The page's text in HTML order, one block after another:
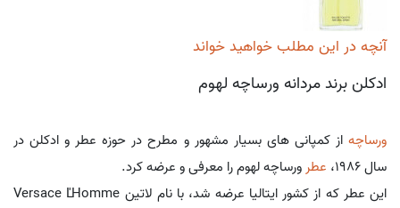
آنچه در این مطلب خواهید خواند
ادکلن برند مردانه ورساچه لهوم
ورساچه از کمپانی های بسیار مشهور و مطرح در حوزه عطر و ادکلن در
سال 1986،
عطر ورساچه لهوم را معرفی و عرضه کرد.
این عطر که از کشور ایتالیا عرضه شد، با نام لاتین Versace L'Homme